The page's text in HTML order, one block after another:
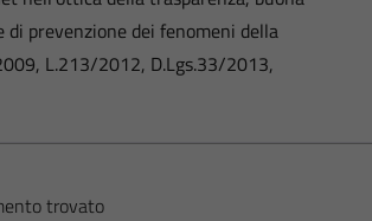
prevenzione dei fenomeni della
L.213/2012, D.Lgs.33/2013,
trovato